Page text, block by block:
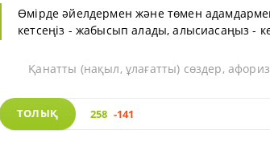
Өмірде әйелдермен және төмен
кетсеңіз - жабысып алады, алысиасаңыз -
Қанатты (нақыл, ұлағатты) сөздер,
ТОЛЫҚ 258 -141